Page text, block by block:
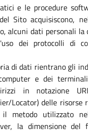
e le procedure
Sito acquisiscono,
alcuni dati personali
dei protocolli di
di dati rientrano gli
e dei
in notazione
Locator) delle risorse
il metodo utilizzato
la dimensione